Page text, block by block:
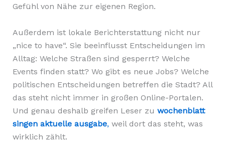
Gefühl von Nähe zur eigenen Region.
Außerdem ist lokale Berichterstattung nicht nur
„nice to have“. Sie beeinflusst Entscheidungen im
Alltag: Welche Straßen sind gesperrt? Welche
Events finden statt? Wo gibt es neue Jobs? Welche
politischen Entscheidungen betreffen die Stadt? All
das steht nicht immer in großen Online-Portalen.
Und genau deshalb greifen Leser zu wochenblatt
singen aktuelle ausgabe,weil dort das steht, was
wirklich zählt.